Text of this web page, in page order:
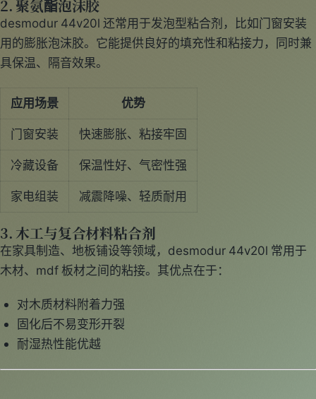
2. 聚氨酯泡沫胶
desmodur 44v20l 还常用于发泡型粘合剂，比如门窗安装
用的膨胀泡沫胶。它能提供良好的填充性和粘接力，同时兼
具保温、隔音效果。
应用场景
优势
门窗安装
快速膨胀、粘接牢固
冷藏设备
保温性好、气密性强
家电组装
减震降噪、轻质耐用
3. 木工与复合材料粘合剂
在家具制造、地板铺设等领域，desmodur 44v20l 常用于
木材、mdf 板材之间的粘接。其优点在于：
对木质材料附着力强
固化后不易变形开裂
耐湿热性能优越